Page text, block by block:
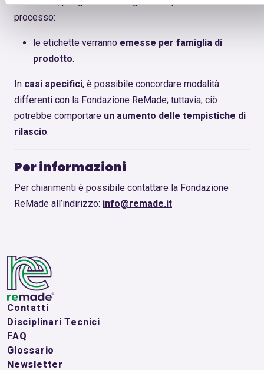
processo:
le etichette verranno emesse per famiglia di
prodotto.
In casi specifici, è possibile concordare modalità
differenti con la Fondazione ReMade; tuttavia, ciò
potrebbe comportare un aumento delle tempistiche di
rilascio.
Per informazioni
Per chiarimenti è possibile contattare la Fondazione
ReMade all’indirizzo: info@remade.it
Contatti
Disciplinari Tecnici
FAQ
Glossario
Newsletter